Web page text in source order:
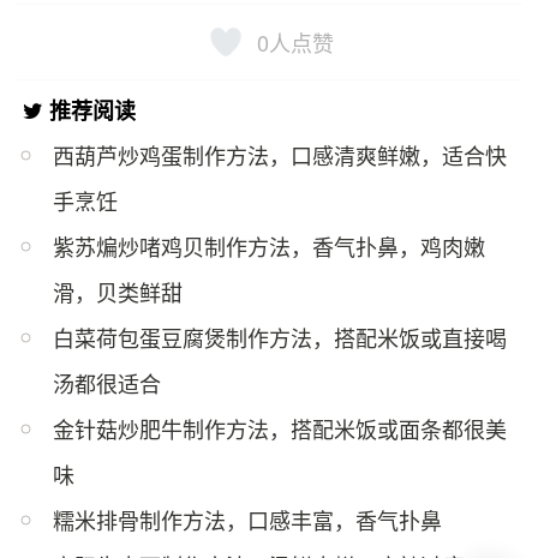
0人点赞
推荐阅读
西葫芦炒鸡蛋制作方法，口感清爽鲜嫩，适合快
手烹饪
紫苏煸炒啫鸡贝制作方法，香气扑鼻，鸡肉嫩
滑，贝类鲜甜
白菜荷包蛋豆腐煲制作方法，搭配米饭或直接喝
汤都很适合
金针菇炒肥牛制作方法，搭配米饭或面条都很美
味
糯米排骨制作方法，口感丰富，香气扑鼻